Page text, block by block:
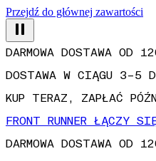
Przejdź do głównej zawartości
DARMOWA DOSTAWA OD
DOSTAWA W CIĄGU 3–5
KUP TERAZ, ZAPŁAĆ
FRONT RUNNER ŁĄCZY
DARMOWA DOSTAWA OD